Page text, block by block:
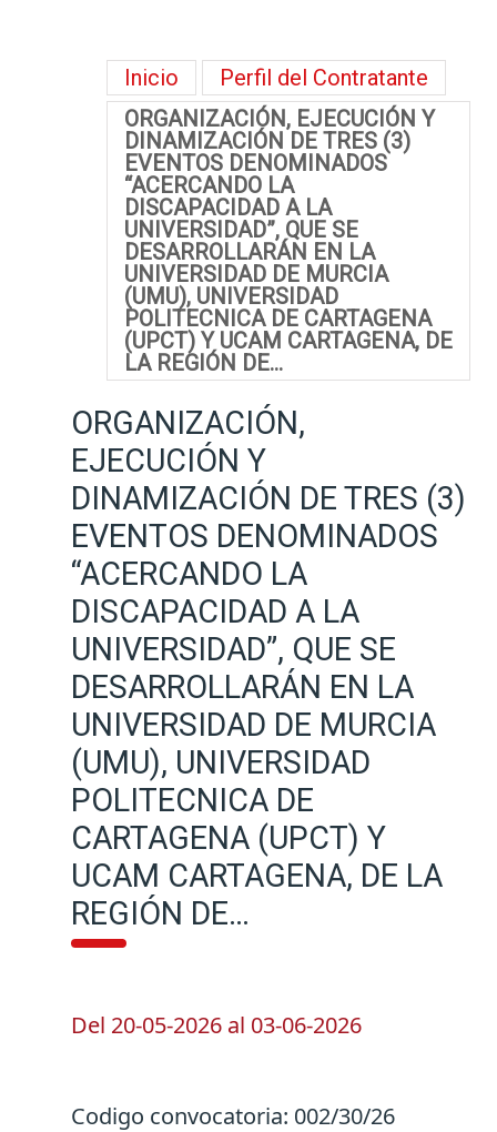
Inicio
Perfil del Contratante
ORGANIZACIÓN, EJECUCIÓN Y
DINAMIZACIÓN DE TRES (3)
EVENTOS DENOMINADOS
“ACERCANDO LA
DISCAPACIDAD A LA
UNIVERSIDAD”, QUE SE
DESARROLLARÁN EN LA
UNIVERSIDAD DE MURCIA
(UMU), UNIVERSIDAD
POLITECNICA DE CARTAGENA
(UPCT) Y UCAM CARTAGENA, DE
LA REGIÓN DE…
ORGANIZACIÓN,
EJECUCIÓN Y
DINAMIZACIÓN DE TRES (3)
EVENTOS DENOMINADOS
“ACERCANDO LA
DISCAPACIDAD A LA
UNIVERSIDAD”, QUE SE
DESARROLLARÁN EN LA
UNIVERSIDAD DE MURCIA
(UMU), UNIVERSIDAD
POLITECNICA DE
CARTAGENA (UPCT) Y
UCAM CARTAGENA, DE LA
REGIÓN DE…
Del 20-05-2026 al 03-06-2026
Codigo convocatoria: 002/30/26